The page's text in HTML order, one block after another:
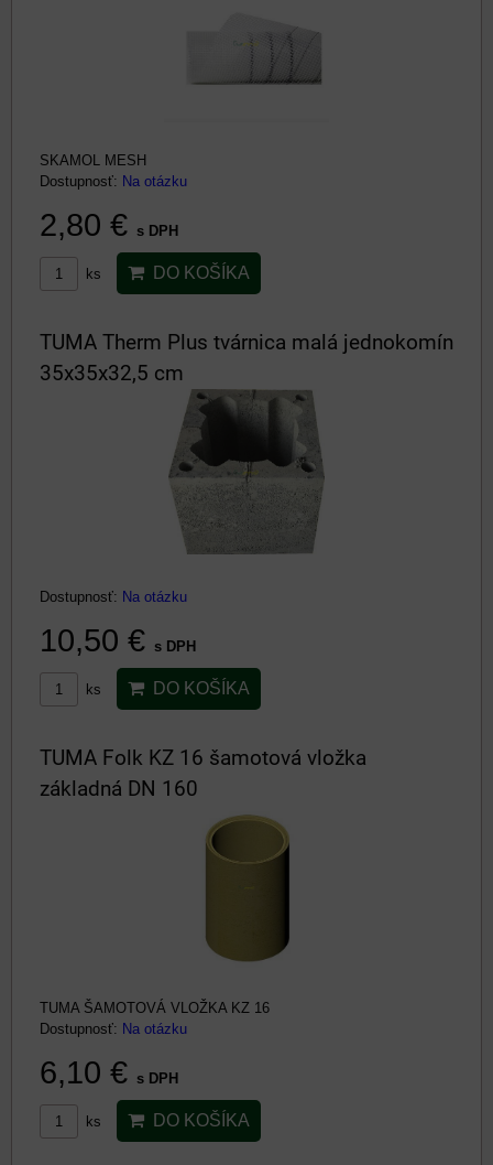
SKAMOL MESH
Dostupnosť: Na otázku
2,80 € s DPH
ks DO KOŠÍKA
TUMA Therm Plus tvárnica malá jednokomín
35x35x32,5 cm
Dostupnosť: Na otázku
10,50 € s DPH
ks DO KOŠÍKA
TUMA Folk KZ 16 šamotová vložka
základná DN 160
TUMA ŠAMOTOVÁ VLOŽKA KZ 16
Dostupnosť: Na otázku
6,10 € s DPH
ks DO KOŠÍKA